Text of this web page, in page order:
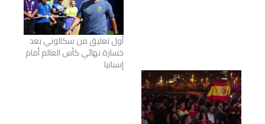
أول تعليق من سكالوني بعد
خسارة نهائي كأس العالم أمام
إسبانيا